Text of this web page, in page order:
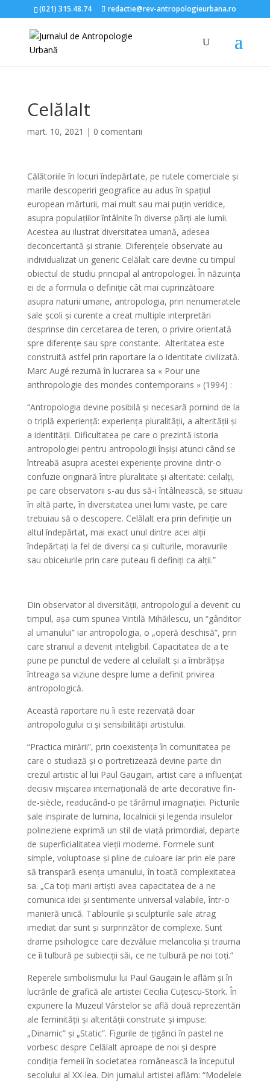
(021) 315.48.74 redactie@rev-antropologieurbana.ro
Celălalt
mart. 10, 2021 | 0 comentarii
Călătoriile în locuri îndepărtate, pe rutele comerciale și
marile descoperiri geografice au adus în spațiul
european mărturii, mai mult sau mai puțin veridice,
asupra populațiilor întâlnite în diverse părți ale lumii.
Acestea au ilustrat diversitatea umană, adesea
deconcertantă și stranie. Diferențele observate au
individualizat un generic Celălalt care devine cu timpul
obiectul de studiu principal al antropologiei. În năzuința
ei de a formula o definiție cât mai cuprinzătoare
asupra naturii umane, antropologia, prin nenumeratele
sale școli și curente a creat multiple interpretări
desprinse din cercetarea de teren, o privire orientată
spre diferențe sau spre constante. Alteritatea este
construită astfel prin raportare la o identitate civilizată.
Marc Augé rezumă în lucrarea sa « Pour une
anthropologie des mondes contemporains » (1994) :
“Antropologia devine posibilă și necesară pornind de la
o triplă experiență: experiența pluralității, a alterității și
a identității. Dificultatea pe care o prezintă istoria
antropologiei pentru antropologii înșiși atunci când se
întreabă asupra acestei experiențe provine dintr-o
confuzie originară între pluralitate și alteritate: ceilalți,
pe care observatorii s-au dus să-i întâlnească, se situau
în altă parte, în diversitatea unei lumi vaste, pe care
trebuiau să o descopere. Celălalt era prin definiție un
altul îndepărtat, mai exact unul dintre acei alții
îndepărtați la fel de diverși ca și culturile, moravurile
sau obiceiurile prin care puteau fi definiți ca alții.”
Din observator al diversității, antropologul a devenit cu
timpul, așa cum spunea Vintilă Mihăilescu, un “gânditor
al umanului” iar antropologia, o „operă deschisă”, prin
care straniul a devenit inteligibil. Capacitatea de a te
pune pe punctul de vedere al celuilalt și a îmbrățișa
întreaga sa viziune despre lume a definit privirea
antropologică.
Această raportare nu îi este rezervată doar
antropologului ci și sensibilității artistului.
“Practica mirării”, prin coexistența în comunitatea pe
care o studiază și o portretizează devine parte din
crezul artistic al lui Paul Gaugain, artist care a influențat
decisiv mișcarea internațională de arte decorative fin-
de-siècle, readucând-o pe tărâmul imaginației. Picturile
sale inspirate de lumina, localnicii și legenda insulelor
polineziene exprimă un stil de viață primordial, departe
de superficialitatea vieții moderne. Formele sunt
simple, voluptoase și pline de culoare iar prin ele pare
să transpară esența umanului, în toată complexitatea
sa. „Ca toți marii artiști avea capacitatea de a ne
comunica idei și sentimente universal valabile, într-o
manieră unică. Tablourile și sculpturile sale atrag
imediat dar sunt și surprinzător de complexe. Sunt
drame psihologice care dezvăluie melancolia și trauma
ce îi tulbură pe subiecții săi, ce ne tulbură pe noi toți.”
Reperele simbolismului lui Paul Gaugain le aflăm și în
lucrările de grafică ale artistei Cecilia Cuțescu-Stork. În
expunere la Muzeul Vârstelor se află două reprezentări
ale feminității și alterității construite și impuse:
„Dinamic” și „Static”. Figurile de țigănci în pastel ne
vorbesc despre Celălalt aproape de noi și despre
condiția femeii în societatea românească la începutul
secolului al XX-lea. Din jurnalul artistei aflăm: “Modelele